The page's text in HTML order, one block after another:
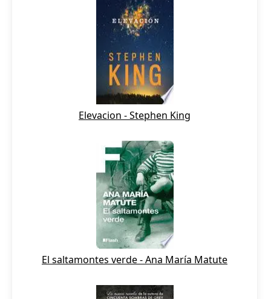
Elevacion - Stephen King
El saltamontes verde - Ana María Matute